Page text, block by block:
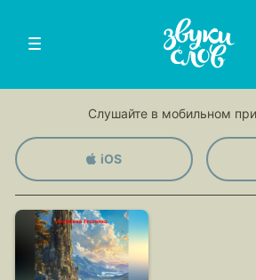
Слушайте в мобильном
iOS